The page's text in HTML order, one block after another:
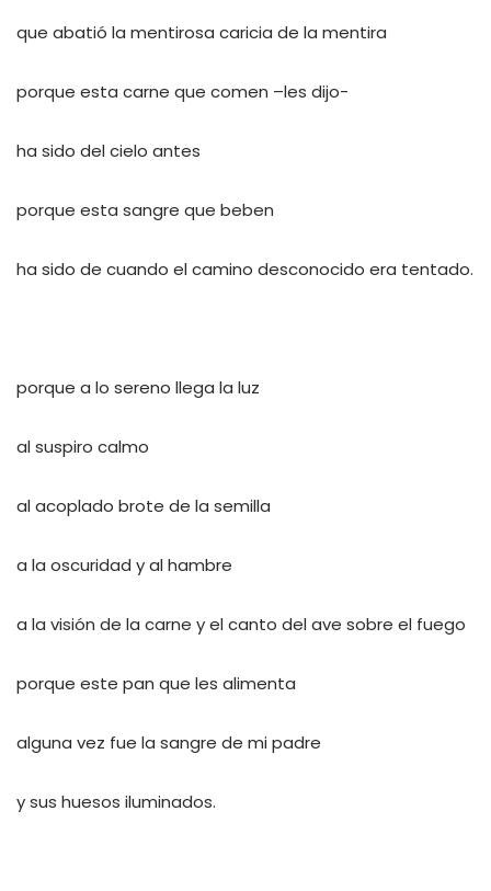
que abatió la mentirosa caricia de la mentira
porque esta carne que comen –les dijo-
ha sido del cielo antes
porque esta sangre que beben
ha sido de cuando el camino desconocido era tentado.
porque a lo sereno llega la luz
al suspiro calmo
al acoplado brote de la semilla
a la oscuridad y al hambre
a la visión de la carne y el canto del ave sobre el fuego
porque este pan que les alimenta
alguna vez fue la sangre de mi padre
y sus huesos iluminados.